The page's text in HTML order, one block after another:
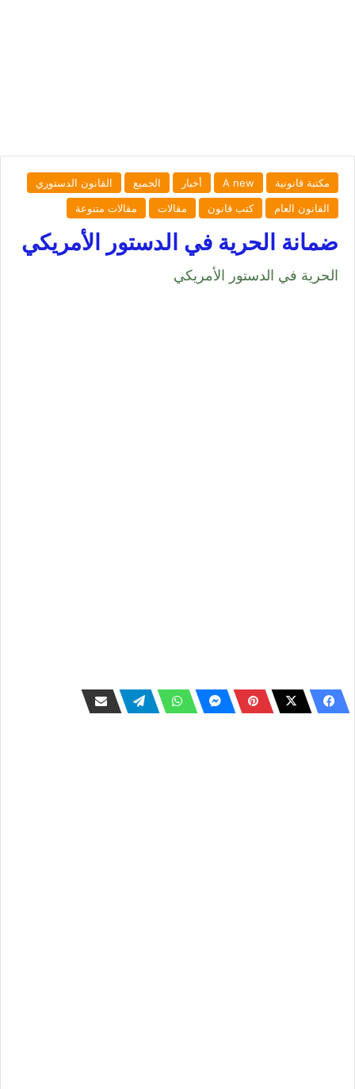
مكتبة قانونية A new أخبار الجميع
القانون الدستوري
القانون العام
كتب قانون مقالات مقالات متنوعة
ضمانة الحرية في الدستور الأمريكي
الحرية في الدستور الأمريكي